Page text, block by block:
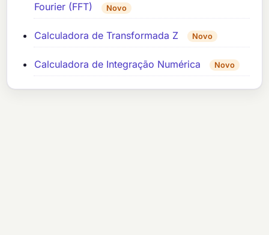
Fourier (FFT)
Novo
Calculadora de Transformada Z Novo
Calculadora de Integração Numérica Novo